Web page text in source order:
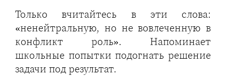
Только вчитайтесь в эти слова:
«ненейтральную, но не вовлеченную в
конфликт роль». Напоминает
школьные попытки подогнать решение
задачи под результат.